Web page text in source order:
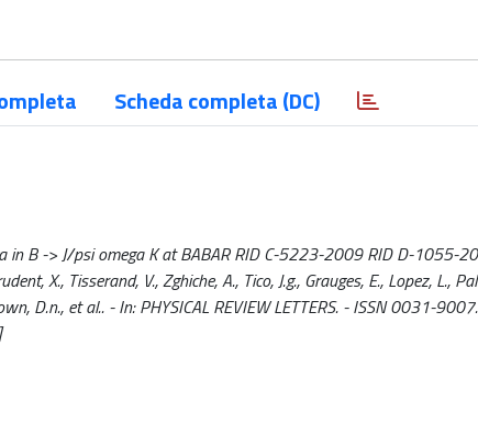
Scheda completa (DC)
in B -> J/psi omega K at BABAR RID C-5223-2009 RID D-1055-
X., Tisserand, V., Zghiche, A., Tico, J.g., Grauges, E., Lopez, L.,
D.n., et al.. - In: PHYSICAL REVIEW LETTERS. - ISSN 0031-